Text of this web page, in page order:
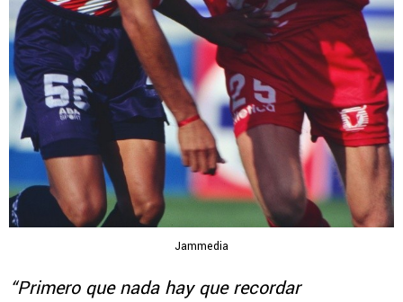
Jammedia
“Primero que nada hay que recordar